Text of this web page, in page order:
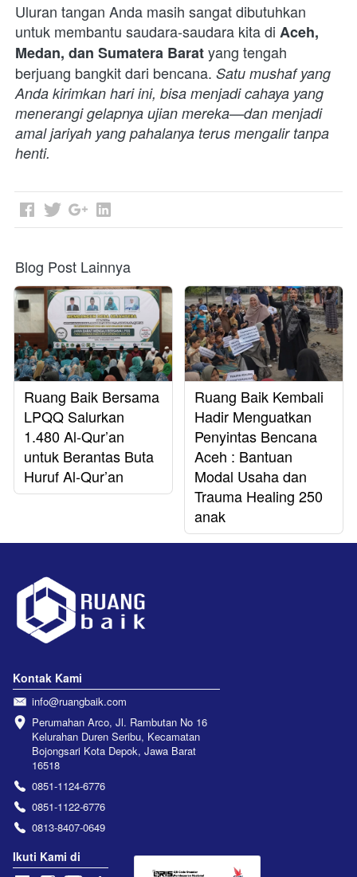
Uluran tangan Anda masih sangat dibutuhkan
untuk membantu saudara-saudara kita di Aceh,
Medan, dan Sumatera Barat yang tengah
berjuang bangkit dari bencana. Satu mushaf yang
Anda kirimkan hari ini, bisa menjadi cahaya yang
menerangi gelapnya ujian mereka—dan menjadi
amal jariyah yang pahalanya terus mengalir tanpa
henti.
Blog Post Lainnya
Ruang Baik Bersama
LPQQ Salurkan
1.480 Al-Qur’an
untuk Berantas Buta
Huruf Al-Qur’an
Ruang Baik Kembali
Hadir Menguatkan
Penyintas Bencana
Aceh : Bantuan
Modal Usaha dan
Trauma Healing 250
anak
Kontak Kami
info@ruangbaik.com
Perumahan Arco, Jl. Rambutan No 16
Kelurahan Duren Seribu, Kecamatan
Bojongsari Kota Depok, Jawa Barat
16518
0851-1124-6776
0851-1122-6776
0813-8407-0649
Ikuti Kami di